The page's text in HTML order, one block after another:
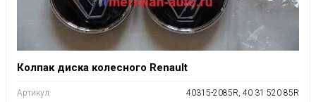
Колпак диска колесного Renault
Артикул: 40315-2085R, 40 31 520 85R